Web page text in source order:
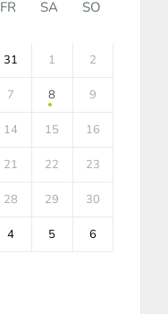
FR SA SO
31 1 2
7 8 9
14 15 16
21 22 23
28 29 30
4 5 6